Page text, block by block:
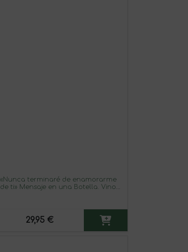
«Nunca terminaré de enamorarme
de ti» Mensaje en una Botella. Vino
29,95 €